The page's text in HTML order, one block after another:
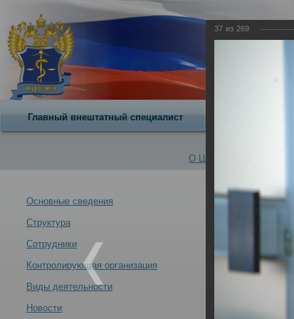
Главный внештатный специалист
О Центре -
VII Всероссийский съезд судебных медиков "Задачи
Основные сведения
Структура
Сотрудники
Контролирующая организация
Виды деятельности
Новости
VII
21.10.2013
Москва
37 из 269